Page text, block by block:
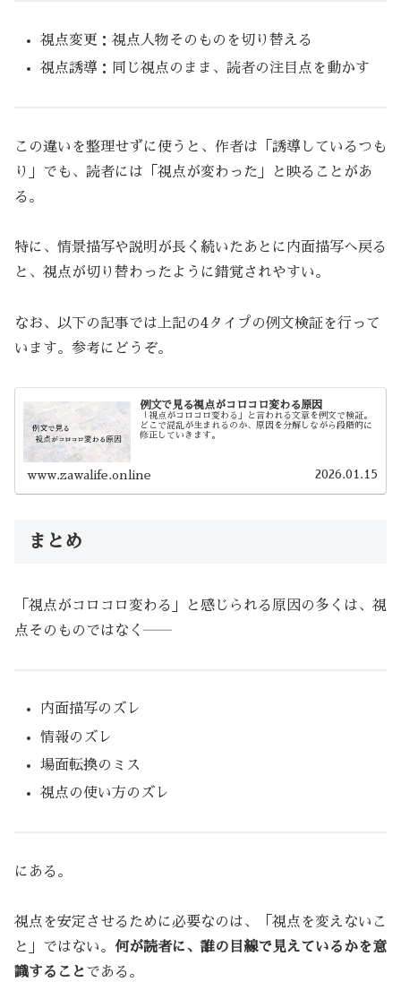
視点変更：視点人物そのものを切り替える
視点誘導：同じ視点のまま、読者の注目点を動かす
この違いを整理せずに使うと、作者は「誘導しているつも
り」でも、読者には「視点が変わった」と映ることがあ
る。
特に、情景描写や説明が長く続いたあとに内面描写へ戻る
と、視点が切り替わったように錯覚されやすい。
なお、以下の記事では上記の4タイプの例文検証を行って
います。参考にどうぞ。
例文で見る視点がコロコロ変わる原因
「視点がコロコロ変わる」と言われる文章を例文で検証。
どこで混乱が生まれるのか、原因を分解しながら段階的に
修正していきます。
www.zawalife.online 2026.01.15
まとめ
「視点がコロコロ変わる」と感じられる原因の多くは、視
点そのものではなく――
内面描写のズレ
情報のズレ
場面転換のミス
視点の使い方のズレ
にある。
視点を安定させるために必要なのは、「視点を変えないこ
と」ではない。 何が読者に、誰の目線で見えているかを意
識することである。